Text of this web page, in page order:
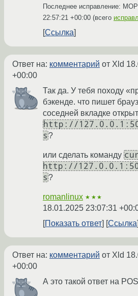
Последнее исправление:
22:57:21 +00:00 (всего
Ссылка
Ответ на: комментарий от Xld
+00:00
Так да. У тебя походу
бэкенде. что пишет
соседней вкладке
http://
s?
или сделать команду
http://
s?
romanlinux ★★★
18.01.2025 23:07:31
Показать ответ
Ссылка
Ответ на: комментарий от Xld
+00:00
А это такой ответ на